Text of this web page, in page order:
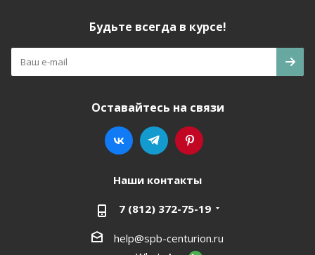
Будьте всегда в курсе!
Оставайтесь на связи
Наши контакты
7 (812) 372-75-19
help@spb-centurion.ru